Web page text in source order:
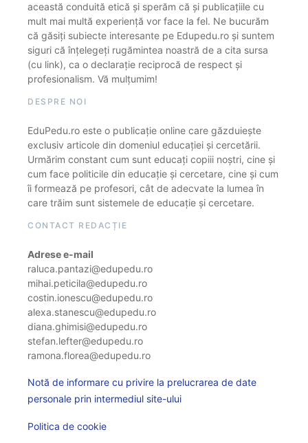
această conduită etică și sperăm că și publicațiile cu
mult mai multă experiență vor face la fel. Ne bucurăm
că găsiți subiecte interesante pe Edupedu.ro și suntem
siguri că înțelegeți rugămintea noastră de a cita sursa
(cu link), ca o declarație reciprocă de respect și
profesionalism. Vă mulțumim!
DESPRE NOI
EduPedu.ro este o publicație online care găzduiește
exclusiv articole din domeniul educației și cercetării.
Urmărim constant cum sunt educați copiii noștri, cine și
cum face politicile din educație și cercetare, cine și cum
îi formează pe profesori, cât de adecvate la lumea în
care trăim sunt sistemele de educație și cercetare.
CONTACT REDACȚIE
Adrese e-mail
raluca.pantazi@edupedu.ro
mihai.peticila@edupedu.ro
costin.ionescu@edupedu.ro
alexa.stanescu@edupedu.ro
diana.ghimisi@edupedu.ro
stefan.lefter@edupedu.ro
ramona.florea@edupedu.ro
Notă de informare cu privire la prelucrarea de date
personale prin intermediul site-ului
Politica de cookie